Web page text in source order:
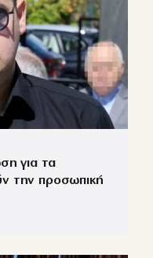
για τα
την προσωπική